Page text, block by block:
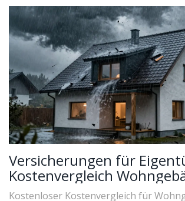
Versicherungen für
Kostenvergleich
Haftpflicht
Kostenloser Kostenvergleich für